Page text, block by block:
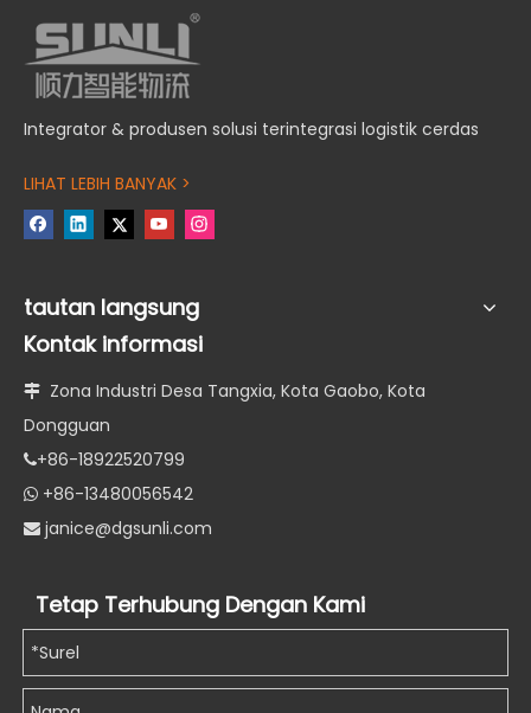
Integrator & produsen solusi terintegrasi logistik cerdas
LIHAT LEBIH BANYAK >
tautan langsung
Kontak informasi

Zona Industri Desa Tangxia, Kota Gaobo, Kota
Dongguan
+86-18922520799
 +86-13480056542
 janice@dgsunli.com
Tetap Terhubung Dengan Kami